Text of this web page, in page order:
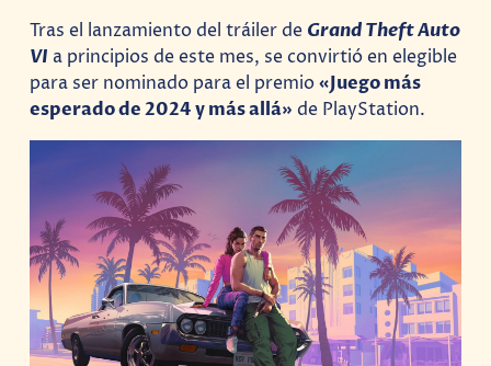
Tras el lanzamiento del tráiler de Grand Theft Auto
VI a principios de este mes, se convirtió en elegible
para ser nominado para el premio«Juego más
esperado de 2024 y más allá» de PlayStation.